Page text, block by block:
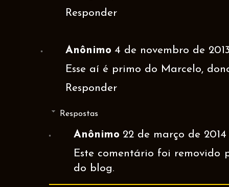
Responder
Anônimo 4 de novembro de 2013
Esse aí é primo do Marcelo,
Responder
Respostas
Anônimo 22 de março de 2014
Este comentário foi removido
do blog.